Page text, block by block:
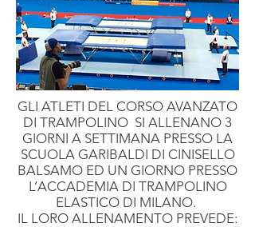
GLI ATLETI DEL CORSO AVANZATO
DI TRAMPOLINO SI ALLENANO 3
GIORNI A SETTIMANA PRESSO LA
SCUOLA GARIBALDI DI CINISELLO
BALSAMO ED UN GIORNO PRESSO
L’ACCADEMIA DI TRAMPOLINO
ELASTICO DI MILANO.
IL LORO ALLENAMENTO PREVEDE: